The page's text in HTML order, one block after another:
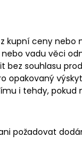
kupní ceny
vadu věci
bez souhlasu
opakovaný
i tehdy,
požadovat